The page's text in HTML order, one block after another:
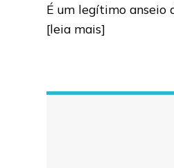
É um legítimo anseio
[leia mais]